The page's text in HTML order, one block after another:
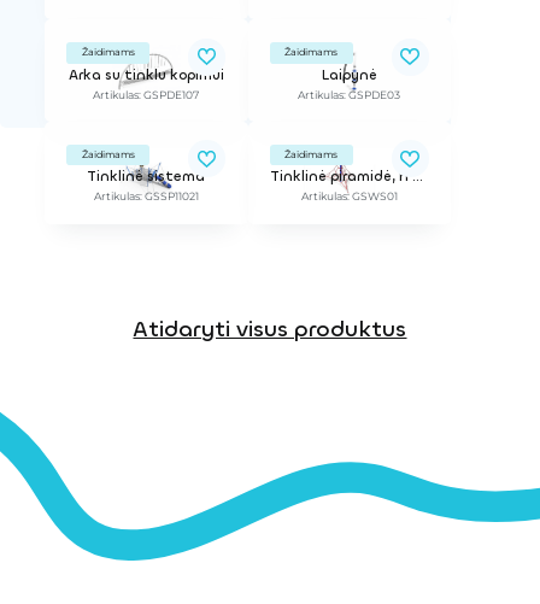
Žaidimams
Arka su tinklu kopimui
Artikulas: GSPDE107
Žaidimams
Laipynė
Artikulas: GSPDE03
Žaidimams
Tinklinė sistema
Artikulas: GSSP11021
Žaidimams
Tinklinė piramidė, h - 3 m
Artikulas: GSWS01
Atidaryti visus produktus